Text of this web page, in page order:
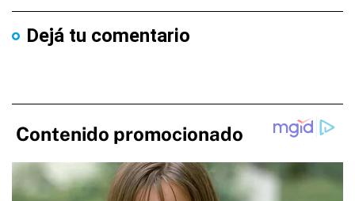
Dejá tu comentario